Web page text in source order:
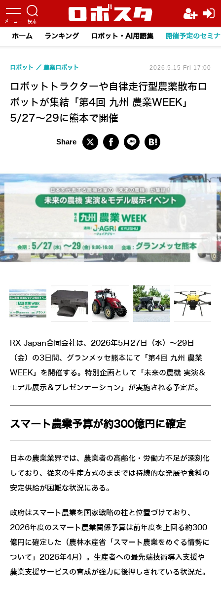
ホーム ランキング ロボット・AI用語集 開催予定のセミ
ロボットトラクターや自律走行型農薬散布ロ
ボットが集結「第4回 九州 農業WEEK」
5/27～29に熊本で開催
ロボット 農業ロボット 2026.5.15 Fri 17:00
RX Japan合同会社は、2026年5月27日（水）～29日
（金）の3日間、グランメッセ熊本にて「第4回 九州 農業
WEEK」を開催する。特別企画として「未来の農機 実演＆
モデル展示＆プレゼンテーション」が実施される予定だ。
スマート農業予算が約300億円に確定
日本の農業業界では、農業者の高齢化・労働力不足が深刻化
しており、従来の生産方式のままでは持続的な発展や食料の
安定供給が困難な状況にある。
政府はスマート農業を国家戦略の柱と位置づけており、
2026年度のスマート農業関係予算は前年度を上回る約300
億円に確定した（農林水産省「スマート農業をめぐる情勢に
ついて」2026年4月）。生産者への最先端技術導入支援や
農業支援サービスの育成が強力に後押しされている状況だ。